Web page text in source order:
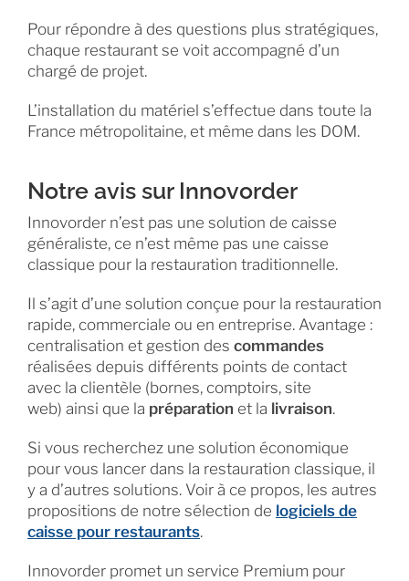
Pour répondre à des questions plus stratégiques,
chaque restaurant se voit accompagné d’un
chargé de projet.
L’installation du matériel s’effectue dans toute la
France métropolitaine, et même dans les DOM.
Notre avis sur Innovorder
Innovorder n’est pas une solution de caisse
généraliste, ce n’est même pas une caisse
classique pour la restauration traditionnelle.
Il s’agit d’une solution conçue pour la restauration
rapide, commerciale ou en entreprise. Avantage :
centralisation et gestion des commandes
réalisées depuis différents points de contact
avec la clientèle (bornes, comptoirs, site
web) ainsi que la préparation et la livraison.
Si vous recherchez une solution économique
pour vous lancer dans la restauration classique, il
y a d’autres solutions. Voir à ce propos, les autres
propositions de notre sélection de logiciels de
caisse pour restaurants.
Innovorder promet un service Premium pour